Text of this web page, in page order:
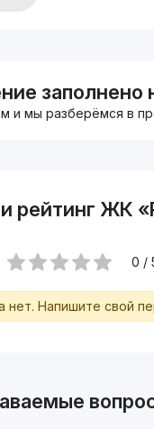
заполнено
и мы разберёмся в
рейтинг ЖК
0 /
нет. Напишите свой